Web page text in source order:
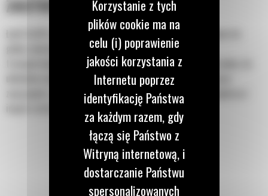
ZASTOSOWANIE
Łyżki Cat® o dużej wytrzymałości są doskonale dostosowane do
gleby zawierającej odłamki skalne oraz do rozbijania i
transportowania twardego materiału. Idealne do kopania rowów, do
układania mediów, fundamentów, zasypywania i ogólnych prac
związanych z wykopami w budownictwie, kształtowaniu krajobrazu i
innych zastosowaniach.
Korzystanie z tych
plików cookie ma na
celu (i) poprawienie
jakości korzystania z
Internetu poprzez
identyfikację Państwa
za każdym razem, gdy
łączą się Państwo z
Witryną internetową, i
dostarczanie Państwu
spersonalizowanych